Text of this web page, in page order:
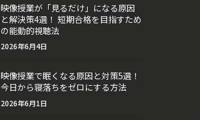
映像授業が「見るだけ」になる原因
と解決策4選！ 短期合格を目指すため
の能動的視聴法
2026年6月4日
映像授業で眠くなる原因と対策5選！
今日から寝落ちをゼロにする方法
2026年6月1日